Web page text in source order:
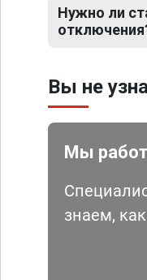
Нужно ли
Вы не
Мы
знаем,